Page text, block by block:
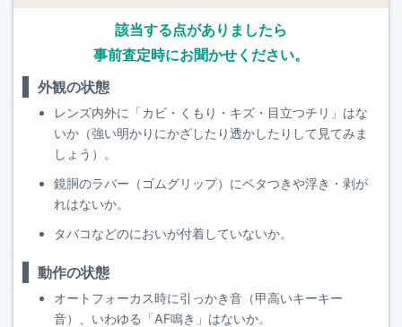
該当する点がありましたら
事前査定時にお聞かせください。
外観の状態
レンズ内外に「カビ・くもり・キズ・目立つチリ」はな
いか（強い明かりにかざしたり透かしたりして見てみま
しょう）。
鏡胴のラバー（ゴムグリップ）にベタつきや浮き・剥が
れはないか。
タバコなどのにおいが付着していないか。
動作の状態
オートフォーカス時に引っかき音（甲高いキーキー
音）、いわゆる「AF鳴き」はないか。